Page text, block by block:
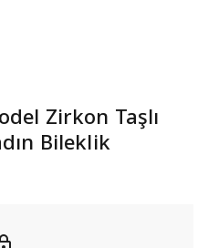
Zirkon Taşlı
Bileklik